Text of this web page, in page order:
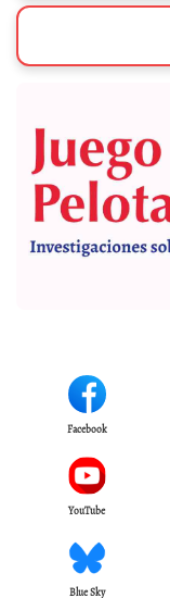
Facebook
YouTube
Blue Sky